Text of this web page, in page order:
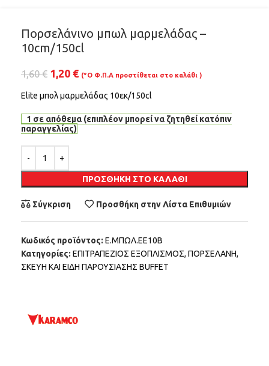
Πορσελάνινο μπωλ μαρμελάδας –
10cm/150cl
1,60€ 1,20 € (*Ο Φ.Π.Α προστίθεται στο καλάθι )
Elite μπολ μαρμελάδας 10εκ/150cl
1 σε απόθεμα (επιπλέον μπορεί να ζητηθεί κατόπιν
παραγγελίας)
ΠΡΟΣΘΉΚΗ ΣΤΟ ΚΑΛΆΘΙ
Σύγκριση Προσθήκη στην Λίστα Επιθυμιών
Κωδικός προϊόντος: Ε.ΜΠΩΛ.ΕΕ10Β
Κατηγορίες: ΕΠΙΤΡΑΠΕΖΙΟΣ ΕΞΟΠΛΙΣΜΟΣ, ΠΟΡΣΕΛΑΝΗ,
ΣΚΕΥΗ ΚΑΙ ΕΙΔΗ ΠΑΡΟΥΣΙΑΣΗΣ BUFFET